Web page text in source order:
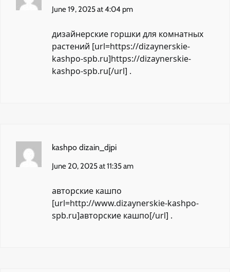
June 19, 2025 at 4:04 pm
дизайнерские горшки для комнатных
растений [url=https://dizaynerskie-
kashpo-spb.ru]https://dizaynerskie-
kashpo-spb.ru[/url] .
kashpo dizain_djpi
June 20, 2025 at 11:35 am
авторские кашпо
[url=http://www.dizaynerskie-kashpo-
spb.ru]авторские кашпо[/url] .